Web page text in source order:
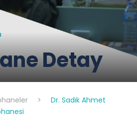
Detay
>
Dr. Sadık Ahmet